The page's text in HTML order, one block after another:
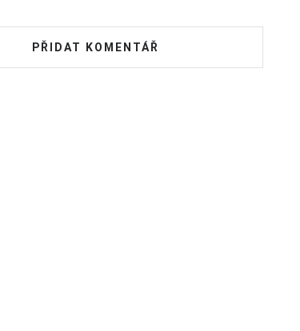
PŘIDAT KOMENTÁŘ